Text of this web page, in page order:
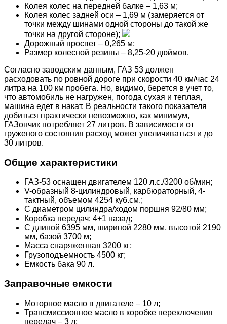
Колея колес на передней балке – 1,63 м;
Колея колес задней оси – 1,69 м (замеряется от
точки между шинами одной стороны до такой же
точки на другой стороне);
Дорожный просвет – 0,265 м;
Размер колесной резины – 8,25-20 дюймов.
Согласно заводским данным, ГАЗ 53 должен
расходовать по ровной дороге при скорости 40 км/час 24
литра на 100 км пробега. Но, видимо, берется в учет то,
что автомобиль не нагружен, погода сухая и теплая,
машина едет в накат. В реальности такого показателя
добиться практически невозможно, как минимум,
ГАЗончик потребляет 27 литров. В зависимости от
груженого состояния расход может увеличиваться и до
30 литров.
Общие характеристики
ГАЗ-53 оснащен двигателем 120 л.с./3200 об/мин;
V-образный 8-цилиндровый, карбюраторный, 4-
тактный, объемом 4254 куб.см.;
С диаметром цилиндра/ходом поршня 92/80 мм;
Коробка передач: 4+1 назад;
С длиной 6395 мм, шириной 2280 мм, высотой 2190
мм, базой 3700 м;
Масса снаряженная 3200 кг;
Грузоподъемность 4500 кг;
Емкость бака 90 л.
Заправочные емкости
Моторное масло в двигателе – 10 л;
Трансмиссионное масло в коробке переключения
передач – 3 л;